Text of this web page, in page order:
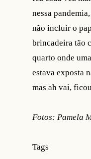
nessa
não incluir o
brincadeira tão
quarto onde
estava exposta
mas ah vai,
Fotos: Pamela
Tags